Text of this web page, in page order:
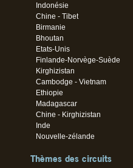
Indonésie
Chine - Tibet
Birmanie
Bhoutan
Etats-Unis
Finlande-Norvège-Suède
Kirghizistan
Cambodge - Vietnam
Ethiopie
Madagascar
Chine - Kirghizistan
Inde
Nouvelle-zélande
Thèmes des circuits